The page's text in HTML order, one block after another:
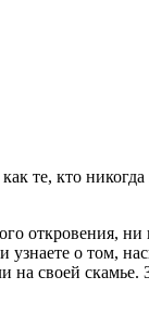
те, кто
откровения,
о том,
на своей скамье.